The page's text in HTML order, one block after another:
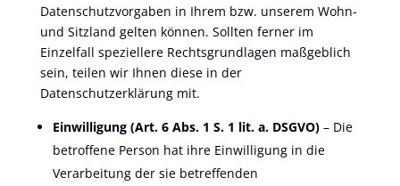
Datenschutzvorgaben in Ihrem bzw. unserem Wohn-
und Sitzland gelten können. Sollten ferner im
Einzelfall speziellere Rechtsgrundlagen maßgeblich
sein, teilen wir Ihnen diese in der
Datenschutzerklärung mit.
Einwilligung (Art. 6 Abs. 1 S. 1 lit. a. DSGVO)– Die
betroffene Person hat ihre Einwilligung in die
Verarbeitung der sie betreffenden